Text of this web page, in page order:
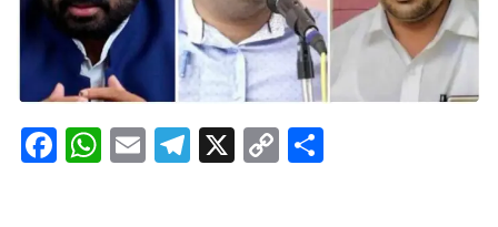
F W E T X C